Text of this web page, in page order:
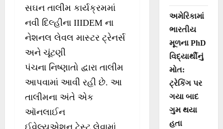
સઘન તાલીમ કાર્યક્રમમાં
નવી દિલ્હીના IIIDEM ના
નેશનલ લેવલ માસ્ટર ટ્રેનર્સ
અને ચૂંટણી
પંચના નિષ્ણાતો દ્વારા તાલીમ
આપવામાં આવી રહી છે. આ
તાલીમના અંતે એક
ઑનલાઈન
અમેરિકામાં
ભારતીય
મૂળના PhD
વિદ્યાર્થીનું
મોત:
ટ્રેકિંગ પર
ગયા બાદ
ગુમ થયા
હતા